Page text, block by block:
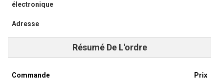
électronique
Adresse
Résumé De L'ordre
Commande Prix